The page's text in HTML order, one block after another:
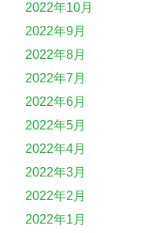
2022年10月
2022年9月
2022年8月
2022年7月
2022年6月
2022年5月
2022年4月
2022年3月
2022年2月
2022年1月